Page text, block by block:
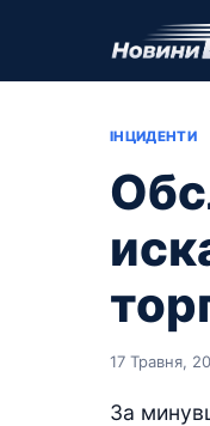
ІНЦИДЕНТИ
17 Травня,
За